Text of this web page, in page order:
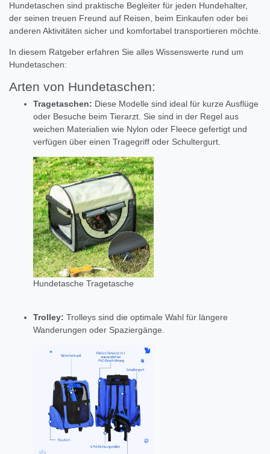
Hundetaschen sind praktische Begleiter für jeden Hundehalter,
der seinen treuen Freund auf Reisen, beim Einkaufen oder bei
anderen Aktivitäten sicher und komfortabel transportieren möchte.
In diesem Ratgeber erfahren Sie alles Wissenswerte rund um
Hundetaschen:
Arten von Hundetaschen:
Tragetaschen: Diese Modelle sind ideal für kurze Ausflüge
oder Besuche beim Tierarzt. Sie sind in der Regel aus
weichen Materialien wie Nylon oder Fleece gefertigt und
verfügen über einen Tragegriff oder Schultergurt.
Hundetasche Tragetasche
Trolley: Trolleys sind die optimale Wahl für längere
Wanderungen oder Spaziergänge.